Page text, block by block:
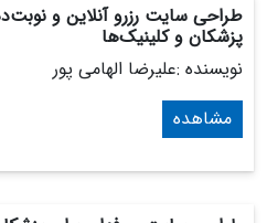
طراحی سایت رزرو آنلاین و
پزشکان و کلینیک‌ها
نویسنده :علیرضا الهامی پور
مشاهده